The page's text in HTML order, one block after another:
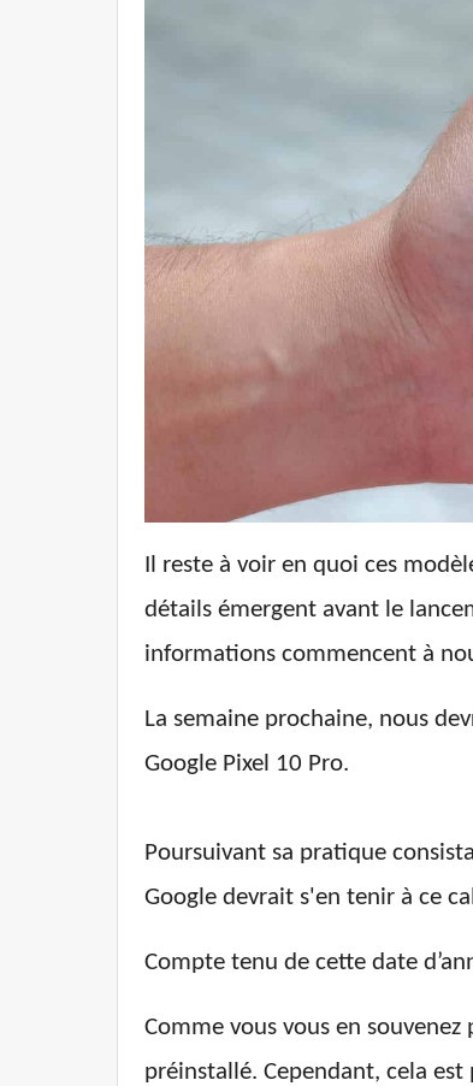
Il reste à voir en quoi ces
détails émergent avant le
informations commencent à
La semaine prochaine, nous
Google Pixel 10 Pro.
Poursuivant sa pratique
Google devrait s'en tenir à ce
Compte tenu de cette date
Comme vous vous en
préinstallé. Cependant, cela